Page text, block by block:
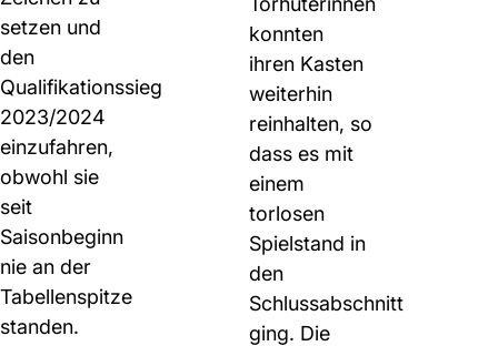
setzen und
den
Qualifikationssieg
2023/2024
einzufahren,
obwohl sie
seit
Saisonbeginn
nie an der
Tabellenspitze
standen.
konnten
ihren Kasten
weiterhin
reinhalten, so
dass es mit
einem
torlosen
Spielstand in
den
Schlussabschnitt
ging. Die